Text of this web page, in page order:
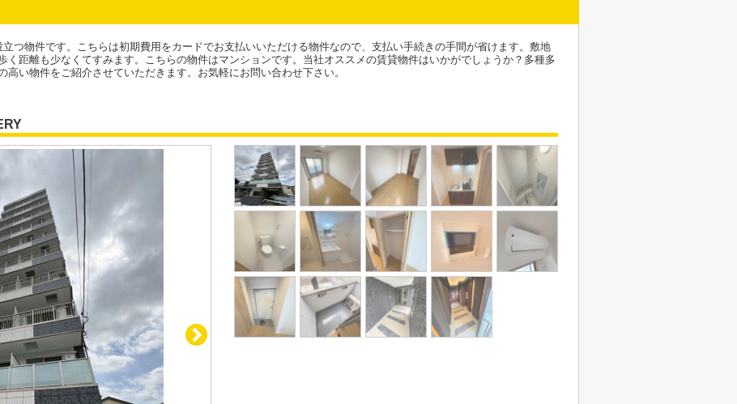
つ物件です。こちらは初期費用をカードでお支払いいただける物件なので、支払い手続きの手間が省けます。敷地
く距離も少なくてすみます。こちらの物件はマンションです。当社オススメの賃貸物件はいかがでしょうか？多種多
い物件をご紹介させていただきます。お気軽にお問い合わせ下さい。